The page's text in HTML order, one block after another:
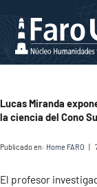
Quiénes
somos
Académicos
Lucas Miranda
la ciencia del Cono
Publicado en: Home FARO
El profesor